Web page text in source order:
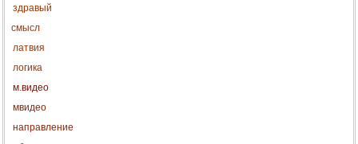
здравый
смысл
латвия
логика
м.видео
мвидео
направление